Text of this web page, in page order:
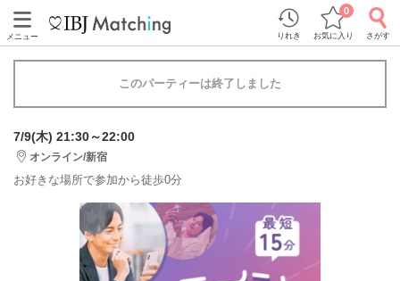
メニュー りれき お気に入り
0
さがす
このパーティーは終了しました
7/9(木) 21:30～22:00
オンライン/新宿
お好きな場所で参加から徒歩0分